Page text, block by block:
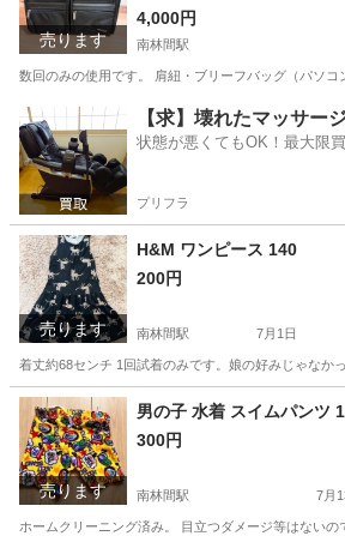
売ります
4,000円
南林間駅
数回のみの使用です。 肩紐・ブリーフバッグ（パソ
神奈川 大和市 南林間駅 バッグ ブリ
【求】壊れたマッサー
状態が悪くてもOK！最大限
プリフラ
売ります
H&M ワンピース 140
200円
南林間駅 7月1日
着丈約68センチ 1回試着のみです。娘の好みじゃな
神奈川 大和市 南林間駅 キッズ用品
売ります
男の子 水着 スイムパンツ
300円
南林間駅 7月
ホームクリーニング済み。 目立つダメージ等はないの